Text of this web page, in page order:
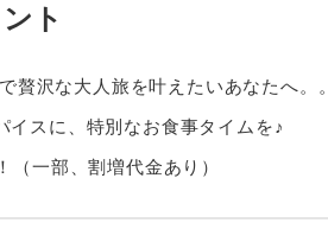
ト
贅沢な大人旅を叶えたいあなたへ。。
イスに、特別なお食事タイムを♪
一部、割増代金あり）